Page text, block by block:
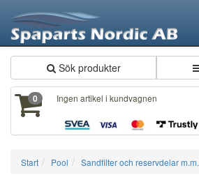
Sök produkter
0
Ingen artikel i kundvagnen
Start Pool Sandfilter och reservdelar m.m.